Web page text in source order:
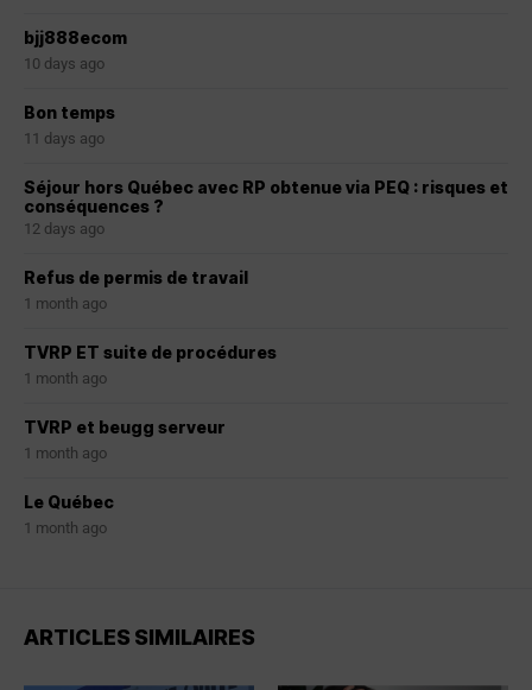
bjj888ecom
10 days ago
Bon temps
11 days ago
Séjour hors Québec avec RP obtenue via PEQ : risques et
conséquences ?
12 days ago
Refus de permis de travail
1 month ago
TVRP ET suite de procédures
1 month ago
TVRP et beugg serveur
1 month ago
Le Québec
1 month ago
ARTICLES SIMILAIRES